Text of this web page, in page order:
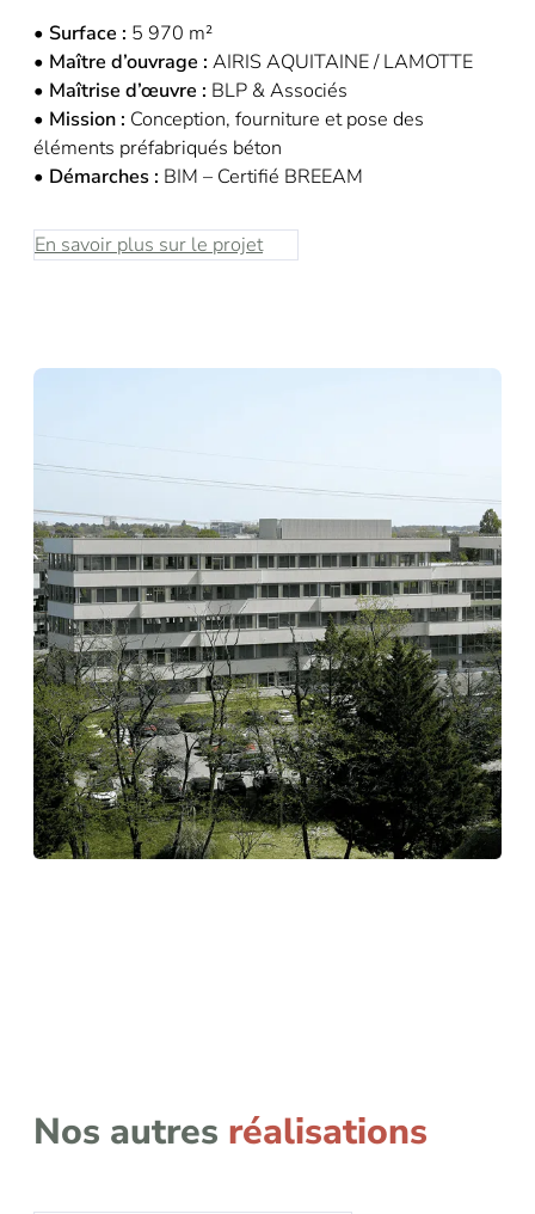
• Surface : 5 970 m²
• Maître d’ouvrage : AIRIS AQUITAINE / LAMOTTE
• Maîtrise d’œuvre : BLP & Associés
• Mission : Conception, fourniture et pose des
éléments préfabriqués béton
• Démarches : BIM – Certifié BREEAM
En savoir plus sur le projet
Nos autres réalisations